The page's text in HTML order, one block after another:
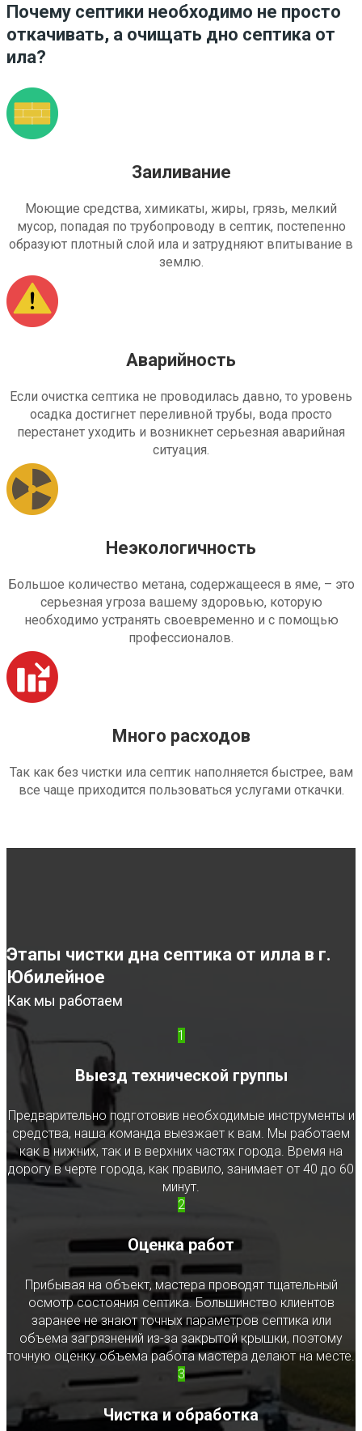
Почему септики необходимо не просто
откачивать, а очищать дно септика от
ила?
Заиливание
Моющие средства, химикаты, жиры, грязь, мелкий
мусор, попадая по трубопроводу в септик, постепенно
образуют плотный слой ила и затрудняют впитывание в
землю.
Аварийность
Если очистка септика не проводилась давно, то уровень
осадка достигнет переливной трубы, вода просто
перестанет уходить и возникнет серьезная аварийная
ситуация.
Неэкологичность
Большое количество метана, содержащееся в яме, – это
серьезная угроза вашему здоровью, которую
необходимо устранять своевременно и с помощью
профессионалов.
Много расходов
Так как без чистки ила септик наполняется быстрее, вам
все чаще приходится пользоваться услугами откачки.
Этапы чистки дна септика от илла в г.
Юбилейное
Как мы работаем
1
Выезд технической группы
Предварительно подготовив необходимые инструменты и
средства, наша команда выезжает к вам. Мы работаем
как в нижних, так и в верхних частях города. Время на
дорогу в черте города, как правило, занимает от 40 до 60
минут.
2
Оценка работ
Прибывая на объект, мастера проводят тщательный
осмотр состояния септика. Большинство клиентов
заранее не знают точных параметров септика или
объема загрязнений из-за закрытой крышки, поэтому
точную оценку объема работа мастера делают на месте.
3
Чистка и обработка